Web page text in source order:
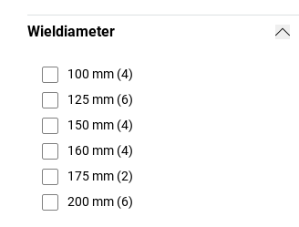
Wieldiameter
100 mm (4)
125 mm (6)
150 mm (4)
160 mm (4)
175 mm (2)
200 mm (6)